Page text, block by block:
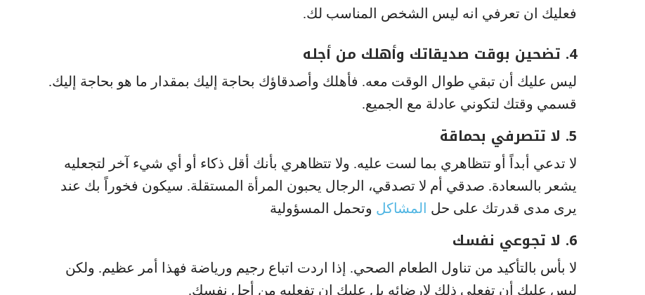
فعليك ان تعرفي انه ليس الشخص المناسب لك.
4. تضحين بوقت صديقاتك وأهلك من أجله
ليس عليك أن تبقي طوال الوقت معه. فأهلك وأصدقاؤك بحاجة إليك بمقدار ما هو بحاجة إليك.
قسمي وقتك لتكوني عادلة مع الجميع.
5. لا تتصرفي بحماقة
لا تدعي أبداً أو تتظاهري بما لست عليه. ولا تتظاهري بأنك أقل ذكاء أو أي شيء آخر لتجعليه
يشعر بالسعادة. صدقي أم لا تصدقي، الرجال يحبون المرأة المستقلة. سيكون فخوراً بك عند
يرى مدى قدرتك على حل المشاكل وتحمل المسؤولية
6. لا تجوعي نفسك
لا بأس بالتأكيد من تناول الطعام الصحي. إذا اردت اتباع رجيم ورياضة فهذا أمر عظيم. ولكن
ليس عليك أن تفعلي ذلك لإرضائه بل عليك ان تفعليه من أجل نفسك.